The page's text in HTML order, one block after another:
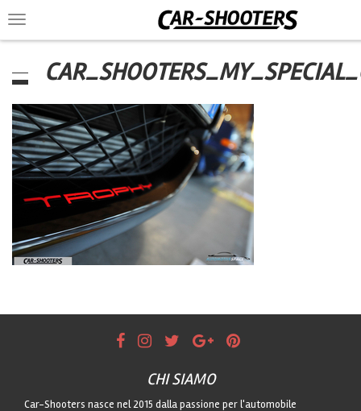
Toggle
navigation
CHI SIAMO
Car-Shooters nasce nel 2015 dalla passione per l'automobile